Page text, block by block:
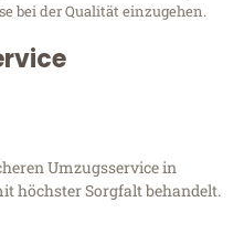
bei der Qualität einzugehen.
Umzugsservice in
höchster Sorgfalt behandelt.